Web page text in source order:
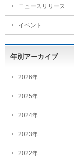
ニュースリリース
イベント
年別アーカイブ
2026年
2025年
2024年
2023年
2022年